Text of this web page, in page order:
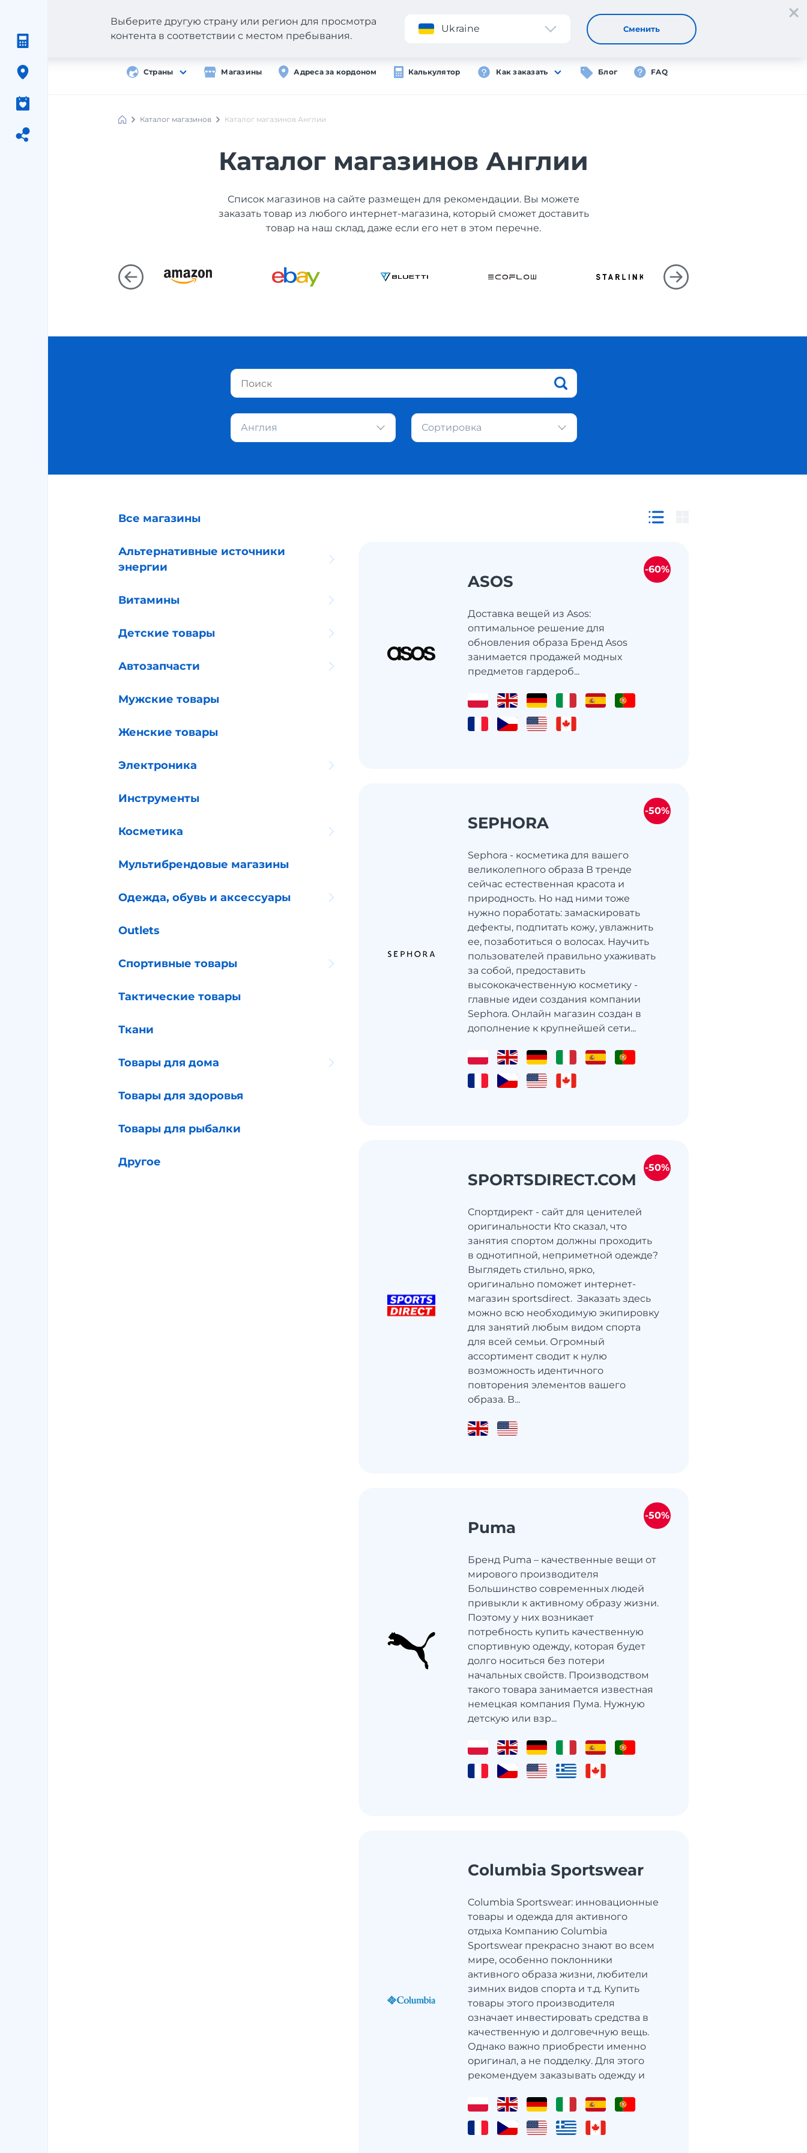
Приложение Регистрация Вход
Страны Магазины Адреса за кордоном Калькулятор Как заказать Блог FAQ
Выберите другую страну или регион для просмотра
контента в соответствии с местом пребывания.
Ukraine Сменить
Каталог магазинов Каталог магазинов Англии
Каталог магазинов Англии
Список магазинов на сайте размещен для рекомендации. Вы можете
заказать товар из любого интернет-магазина, который сможет доставить
товар на наш склад, даже если его нет в этом перечне.
Англия Сортировка
Все магазины
Альтернативные источники
энергии
Витамины
Детские товары
Автозапчасти
Мужские товары
Женские товары
Электроника
Инструменты
Косметика
Мультибрендовые магазины
Одежда, обувь и аксессуары
Outlets
Спортивные товары
Тактические товары
Ткани
Товары для дома
Товары для здоровья
Товары для рыбалки
Другое
ASOS
Доставка вещей из Asos:
оптимальное решение для
обновления образа Бренд Asos
занимается продажей модных
предметов гардероб...
-60%
SEPHORA
Sephora - косметика для вашего
великолепного образа В тренде
сейчас естественная красота и
природность. Но над ними тоже
нужно поработать: замаскировать
дефекты, подпитать кожу, увлажнить
ее, позаботиться о волосах. Научить
пользователей правильно ухаживать
за собой, предоставить
высококачественную косметику -
главные идеи создания компании
Sephora. Онлайн магазин создан в
дополнение к крупнейшей сети...
-50%
SPORTSDIRECT.COM
Спортдирект - сайт для ценителей
оригинальности Кто сказал, что
занятия спортом должны проходить
в однотипной, неприметной одежде?
Выглядеть стильно, ярко,
оригинально поможет интернет-
магазин sportsdirect. Заказать здесь
можно всю необходимую экипировку
для занятий любым видом спорта
для всей семьи. Огромный
ассортимент сводит к нулю
возможность идентичного
повторения элементов вашего
образа. В...
-50%
Puma
Бренд Puma – качественные вещи от
мирового производителя
Большинство современных людей
привыкли к активному образу жизни.
Поэтому у них возникает
потребность купить качественную
спортивную одежду, которая будет
долго носиться без потери
начальных свойств. Производством
такого товара занимается известная
немецкая компания Пума. Нужную
детскую или взр...
-50%
Columbia Sportswear
Columbia Sportswear: инновационные
товары и одежда для активного
отдыха Компанию Columbia
Sportswear прекрасно знают во всем
мире, особенно поклонники
активного образа жизни, любители
зимних видов спорта и т.д. Купить
товары этого производителя
означает инвестировать средства в
качественную и долговечную вещь.
Однако важно приобрести именно
оригинал, а не подделку. Для этого
рекомендуем заказывать одежду и